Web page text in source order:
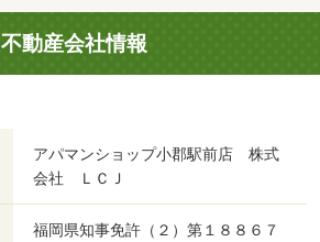
不動産会社情報
アパマンショップ小郡駅前店 株式
会社 ＬＣＪ
福岡県知事免許（２）第１８８６７